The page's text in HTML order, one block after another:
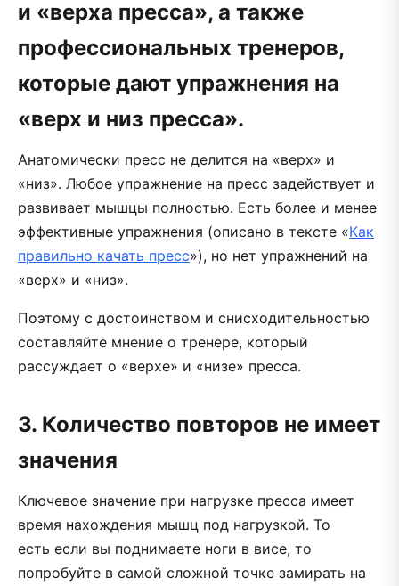
и «верха пресса», а также
профессиональных тренеров,
которые дают упражнения на
«верх и низ пресса».
Анатомически пресс не делится на «верх» и
«низ». Любое упражнение на пресс задействует и
развивает мышцы полностью. Есть более и менее
эффективные упражнения (описано в тексте «Как
правильно качать пресс»), но нет упражнений на
«верх» и «низ».
Поэтому с достоинством и снисходительностью
составляйте мнение о тренере, который
рассуждает о «верхе» и «низе» пресса.
3. Количество повторов не имеет
значения
Ключевое значение при нагрузке пресса имеет
время нахождения мышц под нагрузкой. То
есть если вы поднимаете ноги в висе, то
попробуйте в самой сложной точке замирать на